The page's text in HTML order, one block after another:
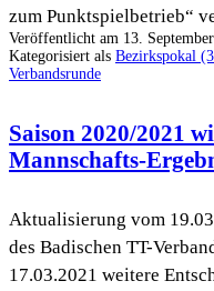
zum Punktspielbetrieb“
Veröffentlicht am 13.
Kategorisiert als Bezirkspokal
Verbandsrunde
Saison 2020/2021
Mannschafts-
Aktualisierung vom
des Badischen TT-
17.03.2021 weitere